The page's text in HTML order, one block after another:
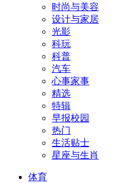
时尚与美容
设计与家居
光影
科玩
科普
汽车
心事家事
精选
特辑
早报校园
热门
生活贴士
星座与生肖
体育